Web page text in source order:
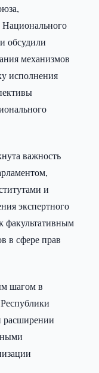
обсудили
механизмов
исполнения
важность
и
экспертного
факультативным
в сфере прав
шагом в
расширении